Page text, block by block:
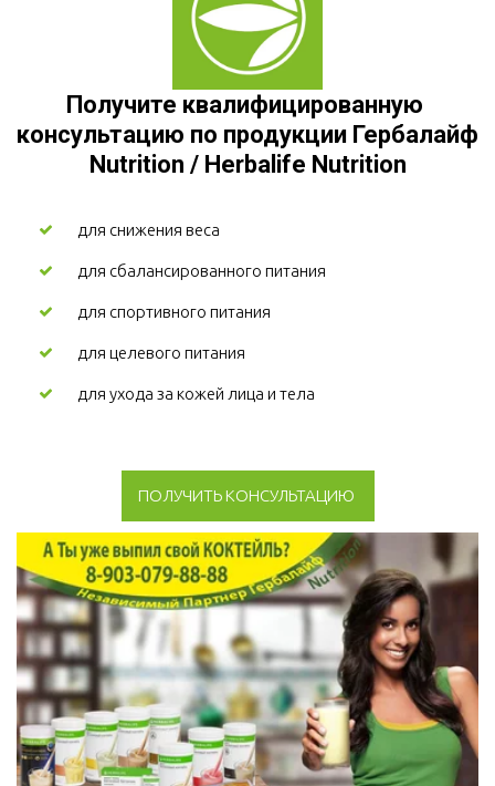
Получите квалифицированную
консультацию по продукции Гербалайф
Nutrition / Herbalife Nutrition
для снижения веса
для сбалансированного питания
для спортивного питания
для целевого питания
для ухода за кожей лица и тела
ПОЛУЧИТЬ КОНСУЛЬТАЦИЮ